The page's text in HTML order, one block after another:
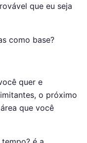
que eu seja
como base?
quer e
o próximo
que você